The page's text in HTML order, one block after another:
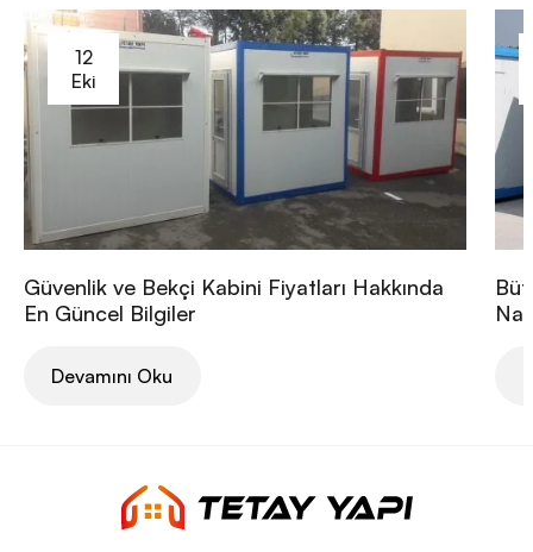
12
Eki
Güvenlik ve Bekçi Kabini Fiyatları Hakkında
En Güncel Bilgiler
Devamını Oku